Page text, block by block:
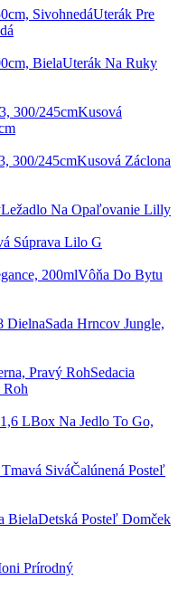
Uterák Pre
Uterák Na Ruky
Kusová
Kusová Záclona
Ležadlo Na Opaľovanie Lilly
Súprava Lilo G
Vôňa Do Bytu
Sada Hrncov Jungle,
Sedacia
Roh
Box Na Jedlo To Go,
Čalúnená Posteľ
Detská Posteľ Domček
Prírodný